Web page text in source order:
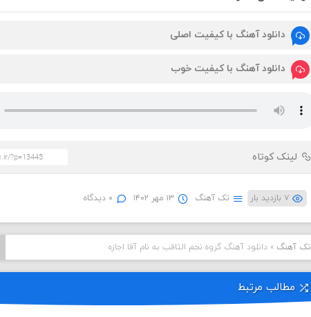
دانلود آهنگ با کیفیت اصلی
دانلود آهنگ با کیفیت خوب
لینک کوتاه
۷ بازدید بار تک آهنگ ۱۳ مهر ۱۴۰۲ ۰ دیدگاه
تک آهنگ »دانلود آهنگ گروه نجم الثاقب به نام آقا اجازه
مطالب مرتبط